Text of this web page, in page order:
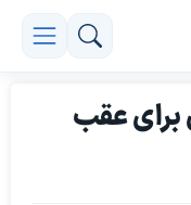
برای عقب